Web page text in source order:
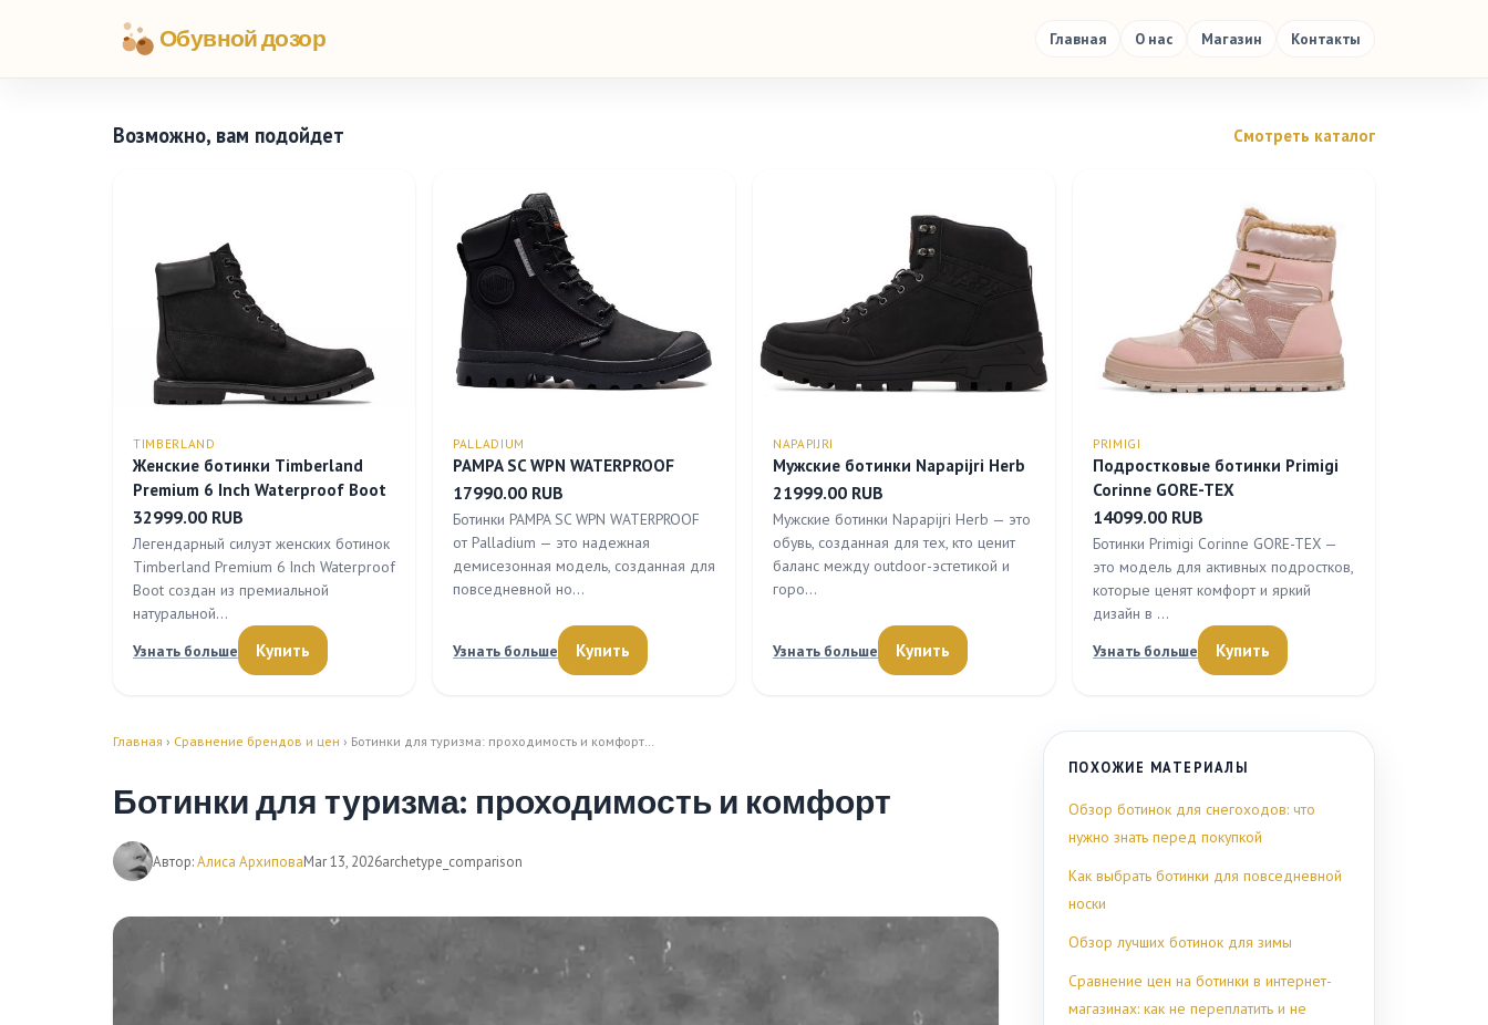
Обувной дозор Главная О нас Магазин Контакты
Возможно, вам подойдет Смотреть каталог
TIMBERLAND
Женские ботинки Timberland
Premium 6 Inch Waterproof Boot
32999.00 RUB
Легендарный силуэт женских ботинок
Timberland Premium 6 Inch Waterproof
Boot создан из премиальной
натуральной…
Узнать больше
Купить
PALLADIUM
PAMPA SC WPN WATERPROOF
17990.00 RUB
Ботинки PAMPA SC WPN WATERPROOF
от Palladium — это надежная
демисезонная модель, созданная для
повседневной но…
Узнать больше Купить
NAPAPIJRI
Мужские ботинки Napapijri Herb
21999.00 RUB
Мужские ботинки Napapijri Herb — это
обувь, созданная для тех, кто ценит
баланс между outdoor-эстетикой и
горо…
Узнать больше Купить
PRIMIGI
Подростковые ботинки Primigi
Corinne GORE-TEX
14099.00 RUB
Ботинки Primigi Corinne GORE-TEX —
это модель для активных подростков,
которые ценят комфорт и яркий
дизайн в …
Узнать больше
Купить
Главная › Сравнение брендов и цен › Ботинки для туризма: проходимость и комфорт…
Ботинки для туризма: проходимость и комфорт
Автор:Алиса АрхиповаMar 13, 2026archetype_comparison
ПОХОЖИЕ МАТЕРИАЛЫ
Обзор ботинок для снегоходов: что
нужно знать перед покупкой
Как выбрать ботинки для повседневной
носки
Обзор лучших ботинок для зимы
Сравнение цен на ботинки в интернет-
магазинах: как не переплатить и не